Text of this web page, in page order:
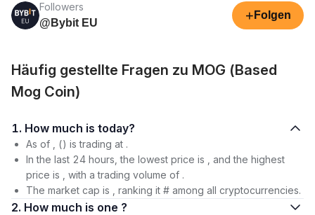
Followers
@Bybit EU
+ Folgen
Häufig gestellte Fragen zu MOG (Based
Mog Coin)
1. How much is today?
As of , () is trading at .
In the last 24 hours, the lowest price is , and the highest
price is , with a trading volume of .
The market cap is , ranking it # among all cryptocurrencies.
2. How much is one ?